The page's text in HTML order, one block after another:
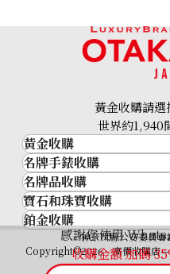
Hermes Kelly Wallet
感謝您使用
收購金額 加碼
黃金收購請選
世界約1,940
黃金收購
黃金･金條
金條
金幣及銀幣
過去十年黃金價格
金飾
金戒指
名牌手錶收購
名牌手錶收購
勞力士 (Rolex)
Patek Philippe
Audemars Piguet
Vacheron Constantin
名牌品收購
名牌品收購
HERMES
LOUIS VUITTON
CHANEL
寶石和珠寶收購
寶石和珠寶
祖母綠
鉑金收購
神奈川縣公安委員
Copyright©2026 高價收購店